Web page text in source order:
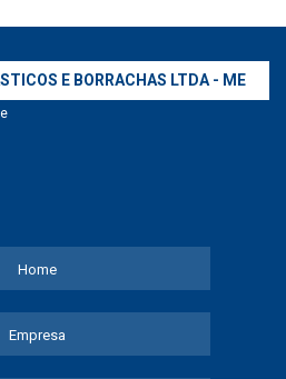
E BORRACHAS LTDA - ME
Home
Empresa